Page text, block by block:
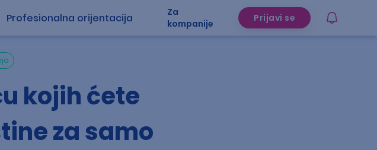
Profesionalna orijentacija
Za
kompanije
Prijavi se
kojih ćete
za samo